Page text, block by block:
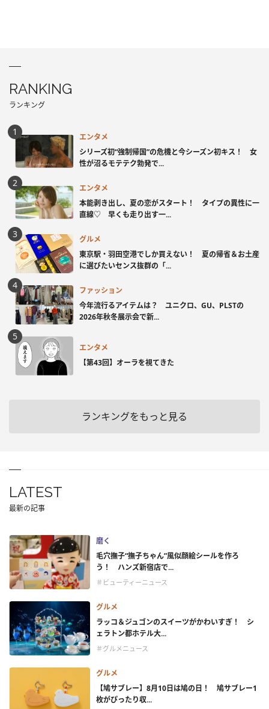
RANKING
ランキング
エンタメ
シリーズ初“強制帰国”の危機と今シーズン初キス！ 女
性が沼るモテテク勃発で...
エンタメ
本能剥き出し、夏の恋がスタート！ タイプの異性に一
直線♡ 早くも走り出す一...
グルメ
東京駅・羽田空港でしか買えない！ 夏の帰省＆お土産
に選びたいセンス抜群の「...
ファッション
今年流行るアイテムは？ ユニクロ、GU、PLSTの
2026年秋冬展示会で新...
エンタメ
【第43回】オーラを視てきた
ランキングをもっと見る
LATEST
最新の記事
磨く
毛穴撫子“撫子ちゃん”風似顔絵シールを作ろ
う！ ハンズ新宿店で...
＃ビューティーニュース
グルメ
ラッコ＆ジュゴンのスイーツがかわいすぎ！ シ
ェラトン都ホテル大...
＃グルメニュース
グルメ
【鳩サブレー】8月10日は鳩の日！ 鳩サブレー1
枚がぴったり収...